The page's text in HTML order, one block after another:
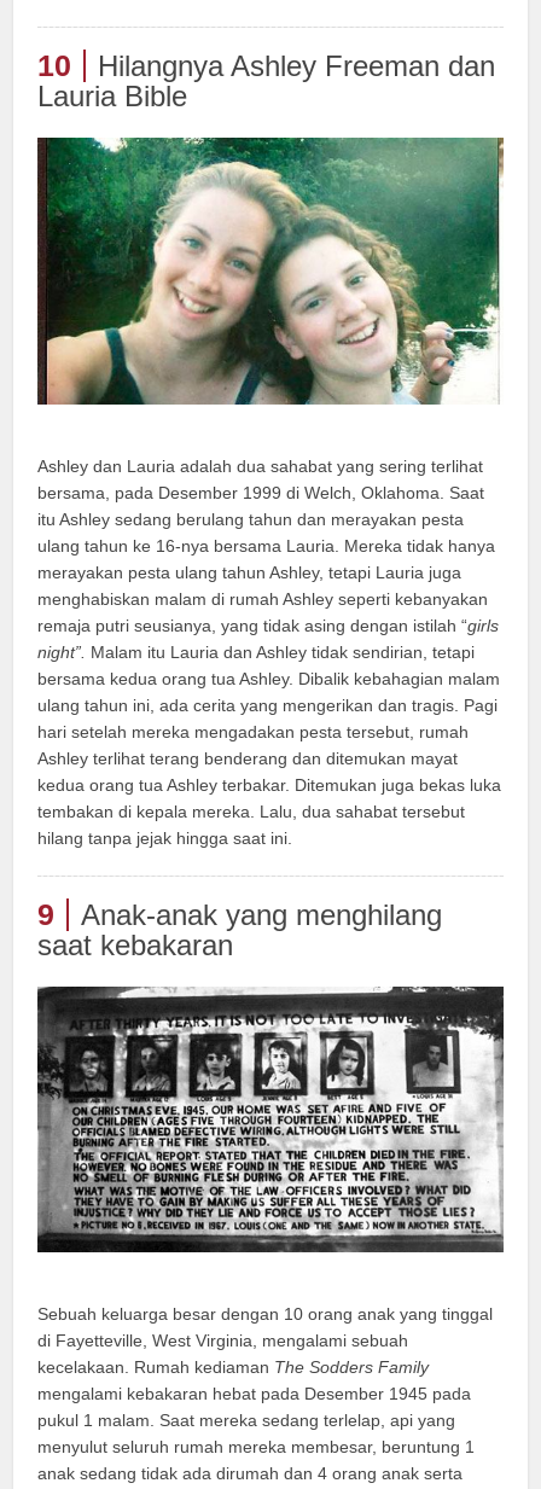
10
Hilangnya Ashley Freeman dan
Lauria Bible
Ashley dan Lauria adalah dua sahabat yang sering terlihat
bersama, pada Desember 1999 di Welch, Oklahoma. Saat
itu Ashley sedang berulang tahun dan merayakan pesta
ulang tahun ke 16-nya bersama Lauria. Mereka tidak hanya
merayakan pesta ulang tahun Ashley, tetapi Lauria juga
menghabiskan malam di rumah Ashley seperti kebanyakan
remaja putri seusianya, yang tidak asing dengan istilah “girls
night”. Malam itu Lauria dan Ashley tidak sendirian, tetapi
bersama kedua orang tua Ashley. Dibalik kebahagian malam
ulang tahun ini, ada cerita yang mengerikan dan tragis. Pagi
hari setelah mereka mengadakan pesta tersebut, rumah
Ashley terlihat terang benderang dan ditemukan mayat
kedua orang tua Ashley terbakar. Ditemukan juga bekas luka
tembakan di kepala mereka. Lalu, dua sahabat tersebut
hilang tanpa jejak hingga saat ini.
9
Anak-anak yang menghilang
saat kebakaran
Sebuah keluarga besar dengan 10 orang anak yang tinggal
di Fayetteville, West Virginia, mengalami sebuah
kecelakaan. Rumah kediaman The Sodders Family
mengalami kebakaran hebat pada Desember 1945 pada
pukul 1 malam. Saat mereka sedang terlelap, api yang
menyulut seluruh rumah mereka membesar, beruntung 1
anak sedang tidak ada dirumah dan 4 orang anak serta